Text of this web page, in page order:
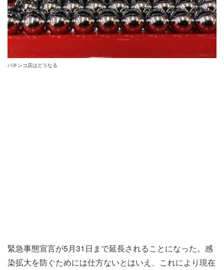
パチンコ店はどうなる
緊急事態宣言が5月31日まで延長されることになった。感
染拡大を防ぐためには仕方ないとはいえ、これにより現在